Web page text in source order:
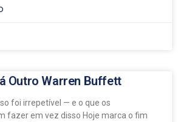
Outro Warren Buffett
foi irrepetível — e o que os
fazer em vez disso Hoje marca o fim